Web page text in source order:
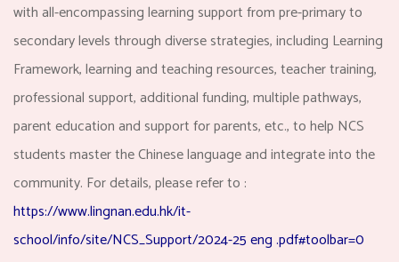
with all-encompassing learning support from pre-primary to
secondary levels through diverse strategies, including Learning
Framework, learning and teaching resources, teacher training,
professional support, additional funding, multiple pathways,
parent education and support for parents, etc., to help NCS
students master the Chinese language and integrate into the
community. For details, please refer to :
https://www.lingnan.edu.hk/it-
school/info/site/NCS_Support/2024-25 eng .pdf#toolbar=0